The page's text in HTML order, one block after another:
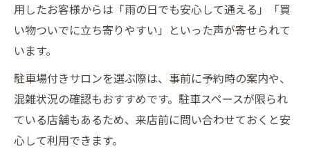
用したお客様からは「雨の日でも安心して通える」「買
い物ついでに立ち寄りやすい」といった声が寄せられて
います。
駐車場付きサロンを選ぶ際は、事前に予約時の案内や、
混雑状況の確認もおすすめです。駐車スペースが限られ
ている店舗もあるため、来店前に問い合わせておくと安
心して利用できます。